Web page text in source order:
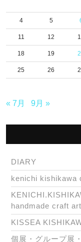
4 5
11 12
18 19
25 26
« 7月 9月 »
DIARY
kenichi kishikawa
handmade craft
KISSEA
個展・グループ展